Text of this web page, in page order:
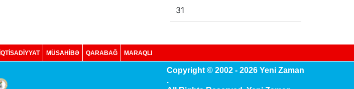
31
İQTISADIYYAT MÜSAHİBƏ QARABAĞ MARAQLI
Copyright © 2002 - 2026 Yeni Zaman
.